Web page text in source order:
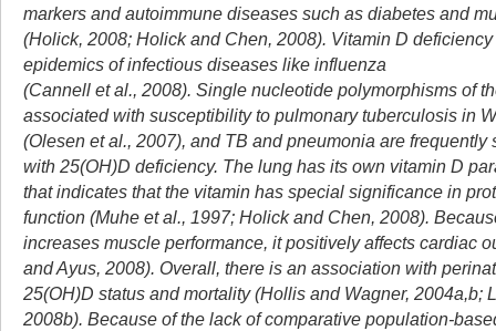
markers and autoimmune diseases such as diabetes and
(Holick, 2008; Holick and Chen, 2008). Vitamin D
epidemics of infectious diseases like influenza
(Cannell et al., 2008). Single nucleotide polymorphisms of
associated with susceptibility to pulmonary tuberculosis in
(Olesen et al., 2007), and TB and pneumonia are frequently
with 25(OH)D deficiency. The lung has its own vitamin D
that indicates that the vitamin has special significance in
function (Muhe et al., 1997; Holick and Chen, 2008).
increases muscle performance, it positively affects cardiac
and Ayus, 2008). Overall, there is an association with
25(OH)D status and mortality (Hollis and Wagner, 2004a,b;
2008b). Because of the lack of comparative population-